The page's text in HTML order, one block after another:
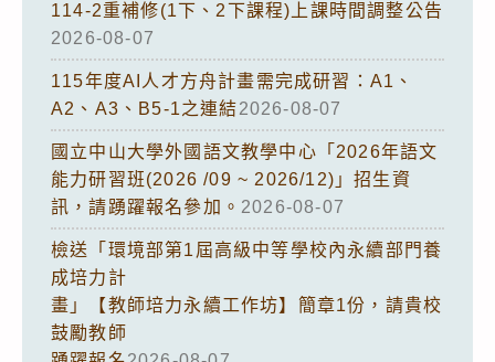
114-2重補修(1下、2下課程)上課時間調整公告
2026-08-07
115年度AI人才方舟計畫需完成研習：A1、
A2、A3、B5-1之連結2026-08-07
國立中山大學外國語文教學中心「2026年語文
能力研習班(2026 /09 ~ 2026/12)」招生資
訊，請踴躍報名參加。 2026-08-07
檢送「環境部第1屆高級中等學校內永續部門養
成培力計
畫」【教師培力永續工作坊】簡章1份，請貴校
鼓勵教師